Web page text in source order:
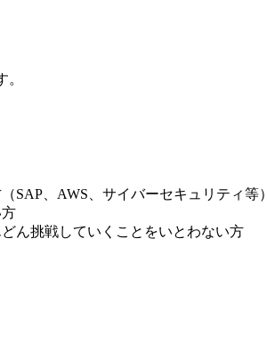
SAP、AWS、サイバーセキュリティ等）
ん挑戦していくことをいとわない方